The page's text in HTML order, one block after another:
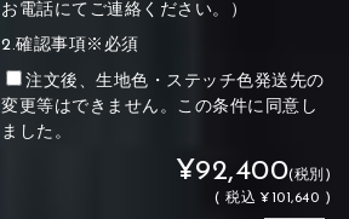
お電話にてご連絡ください。）
2.確認事項※必須
注文後、生地色・ステッチ色発送先の
変更等はできません。この条件に同意し
ました。
¥92,400(税別)
(税込 ¥101,640 )